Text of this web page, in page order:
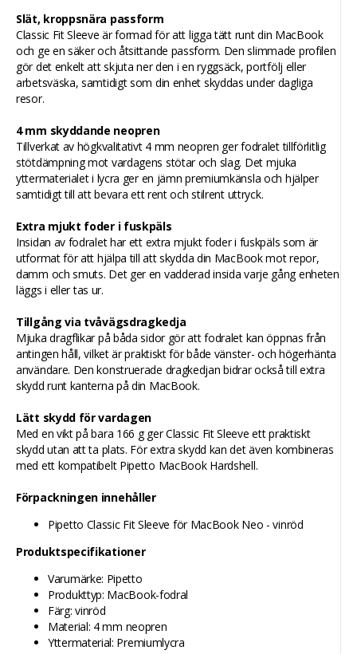
Slät, kroppsnära passform
Classic Fit Sleeve är formad för att ligga tätt runt din MacBook
och ge en säker och åtsittande passform. Den slimmade profilen
gör det enkelt att skjuta ner den i en ryggsäck, portfölj eller
arbetsväska, samtidigt som din enhet skyddas under dagliga
resor.
4 mm skyddande neopren
Tillverkat av högkvalitativt 4 mm neopren ger fodralet tillförlitlig
stötdämpning mot vardagens stötar och slag. Det mjuka
yttermaterialet i lycra ger en jämn premiumkänsla och hjälper
samtidigt till att bevara ett rent och stilrent uttryck.
Extra mjukt foder i fuskpäls
Insidan av fodralet har ett extra mjukt foder i fuskpäls som är
utformat för att hjälpa till att skydda din MacBook mot repor,
damm och smuts. Det ger en vadderad insida varje gång enheten
läggs i eller tas ur.
Tillgång via tvåvägsdragkedja
Mjuka dragflikar på båda sidor gör att fodralet kan öppnas från
antingen håll, vilket är praktiskt för både vänster- och högerhänta
användare. Den konstruerade dragkedjan bidrar också till extra
skydd runt kanterna på din MacBook.
Lätt skydd för vardagen
Med en vikt på bara 166 g ger Classic Fit Sleeve ett praktiskt
skydd utan att ta plats. För extra skydd kan det även kombineras
med ett kompatibelt Pipetto MacBook Hardshell.
Förpackningen innehåller
Pipetto Classic Fit Sleeve för MacBook Neo - vinröd
Produktspecifikationer
Varumärke: Pipetto
Produkttyp: MacBook-fodral
Färg: vinröd
Material: 4 mm neopren
Yttermaterial: Premiumlycra